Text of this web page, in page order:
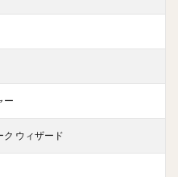
ー
ク ウィザード